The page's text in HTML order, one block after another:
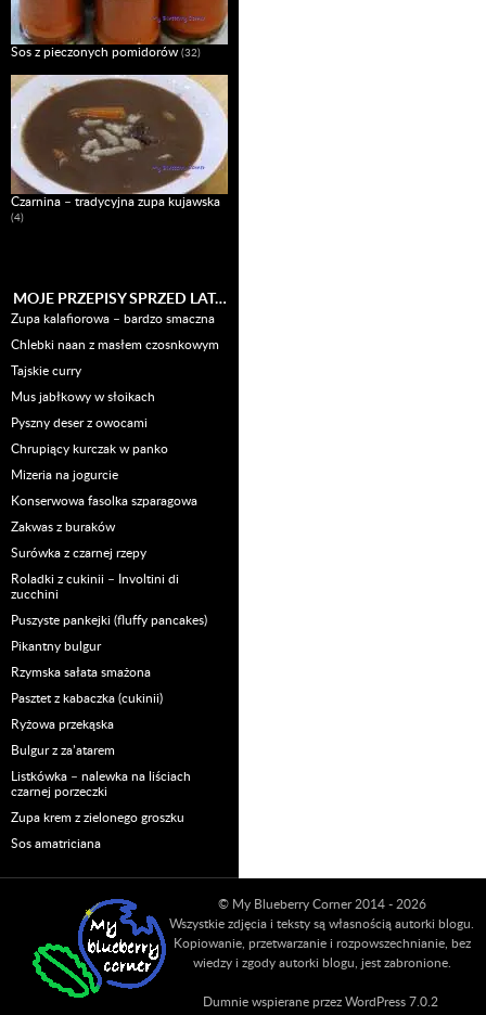
Sos z pieczonych pomidorów (32)
Czarnina – tradycyjna zupa kujawska
(4)
MOJE PRZEPISY SPRZED LAT…
Zupa kalafiorowa – bardzo smaczna
Chlebki naan z masłem czosnkowym
Tajskie curry
Mus jabłkowy w słoikach
Pyszny deser z owocami
Chrupiący kurczak w panko
Mizeria na jogurcie
Konserwowa fasolka szparagowa
Zakwas z buraków
Surówka z czarnej rzepy
Roladki z cukinii – Involtini di
zucchini
Puszyste pankejki (fluffy pancakes)
Pikantny bulgur
Rzymska sałata smażona
Pasztet z kabaczka (cukinii)
Ryżowa przekąska
Bulgur z za’atarem
Listkówka – nalewka na liściach
czarnej porzeczki
Zupa krem z zielonego groszku
Sos amatriciana
© My Blueberry Corner 2014 - 2026
Wszystkie zdjęcia i teksty są własnością autorki blogu.
Kopiowanie, przetwarzanie i rozpowszechnianie, bez
wiedzy i zgody autorki blogu, jest zabronione.
Dumnie wspierane przez WordPress 7.0.2